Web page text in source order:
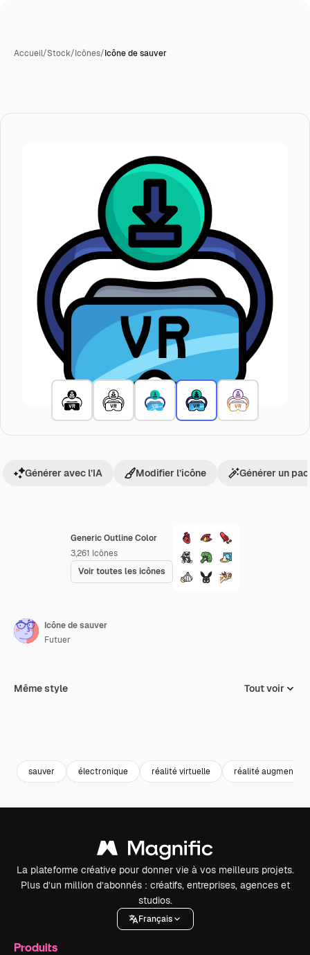
Accueil/Stock/Icônes/Icône de sauver
Generic Outline Color
3,261 Icônes
Voir toutes les icônes
Générer avec l’IA Modifier l’icône Générer un
Icône de sauver
Futuer
Même style Tout voir
sauver électronique réalité virtuelle réalité augmentée
La plateforme créative pour donner vie à vos meilleurs projets.
Plus d’un million d’abonnés : créatifs, entreprises, agences et
studios.
Français
Produits